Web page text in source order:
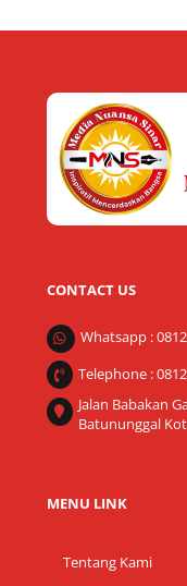
CONTACT US
Whatsapp :
Telephone :
Jalan Babakan
Batununggal
MENU LINK
Tentang Kami